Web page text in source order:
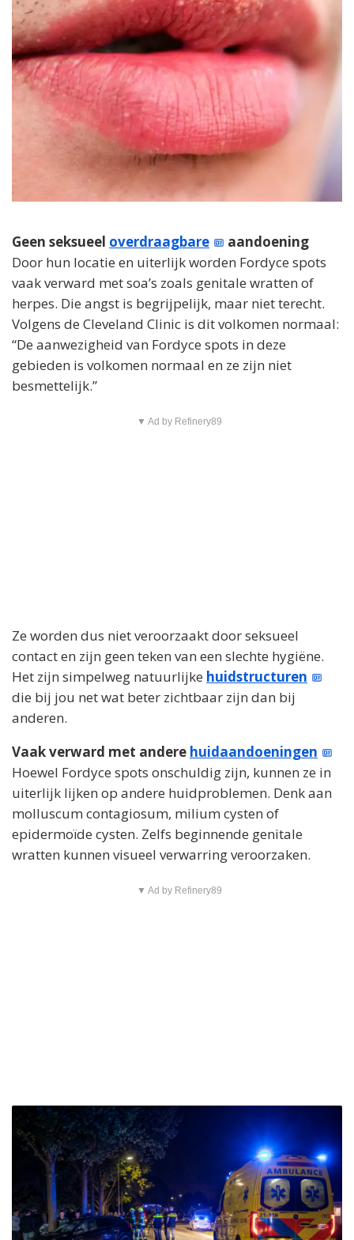
Geen seksueel overdraagbare
aandoening
Door hun locatie en uiterlijk worden Fordyce spots
vaak verward met soa’s zoals genitale wratten of
herpes. Die angst is begrijpelijk, maar niet terecht.
Volgens de Cleveland Clinic is dit volkomen normaal:
“De aanwezigheid van Fordyce spots in deze
gebieden is volkomen normaal en ze zijn niet
besmettelijk.”
▼ Ad by Refinery89
Ze worden dus niet veroorzaakt door seksueel
contact en zijn geen teken van een slechte hygiëne.
Het zijn simpelweg natuurlijke huidstructuren
die bij jou net wat beter zichtbaar zijn dan bij
anderen.
Vaak verward met andere huidaandoeningen
Hoewel Fordyce spots onschuldig zijn, kunnen ze in
uiterlijk lijken op andere huidproblemen. Denk aan
molluscum contagiosum, milium cysten of
epidermoïde cysten. Zelfs beginnende genitale
wratten kunnen visueel verwarring veroorzaken.
▼ Ad by Refinery89